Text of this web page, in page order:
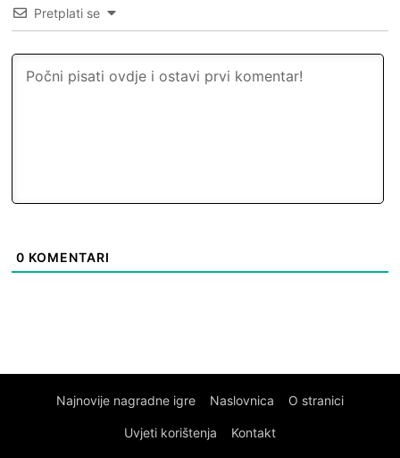
Pretplati se
0 KOMENTARI
Najnovije nagradne igre Naslovnica O stranici
Uvjeti korištenja Kontakt